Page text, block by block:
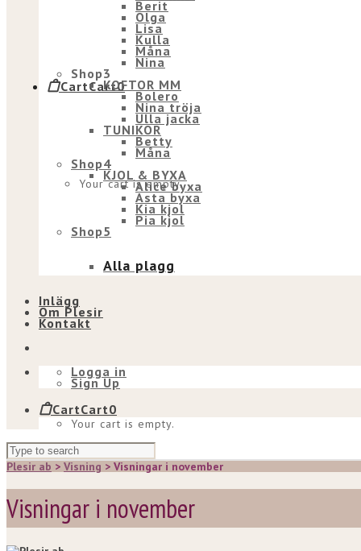
CartCart0
Your cart is empty.
Berit
Olga
Lisa
Kulla
Måna
Nina
Shop3
KOFTOR MM
Bolero
Nina tröja
Ulla jacka
TUNIKOR
Betty
Måna
Shop4
KJOL & BYXA
Alice byxa
Asta byxa
Kia kjol
Pia kjol
Shop5
Alla plagg
Inlägg
Om Plesir
Kontakt
Logga in
Sign Up
CartCart0
Your cart is empty.
Plesir ab > Visning > Visningar i november
Visningar i november